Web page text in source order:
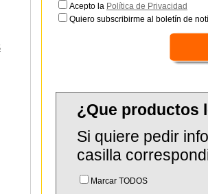
Acepto la Política de Privacidad
Quiero subscribirme al boletín de
¿Que productos
Si quiere pedir
casilla
Marcar TODOS